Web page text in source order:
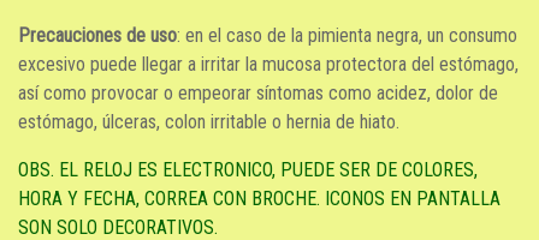
Precauciones de uso: en el caso de la pimienta negra, un consumo
excesivo puede llegar a irritar la mucosa protectora del estómago,
así como provocar o empeorar síntomas como acidez, dolor de
estómago, úlceras, colon irritable o hernia de hiato.
OBS. EL RELOJ ES ELECTRONICO, PUEDE SER DE COLORES,
HORA Y FECHA, CORREA CON BROCHE. ICONOS EN PANTALLA
SON SOLO DECORATIVOS.